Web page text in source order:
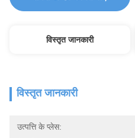
विस्तृत जानकारी
विस्तृत जानकारी
उत्पत्ति के प्लेस: